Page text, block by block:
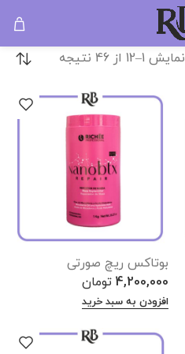
نمایش 1–12 از 46 نتیجه
بوتاکس ریچ صورتی
4,200,000 تومان
افزودن به سبد خرید